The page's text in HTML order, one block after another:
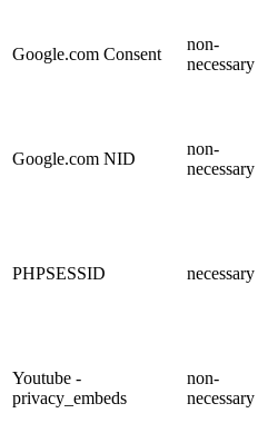
Google.com Consent
non-
necessary
Google.com NID
non-
necessary
PHPSESSID necessary
Youtube -
privacy_embeds
non-
necessary